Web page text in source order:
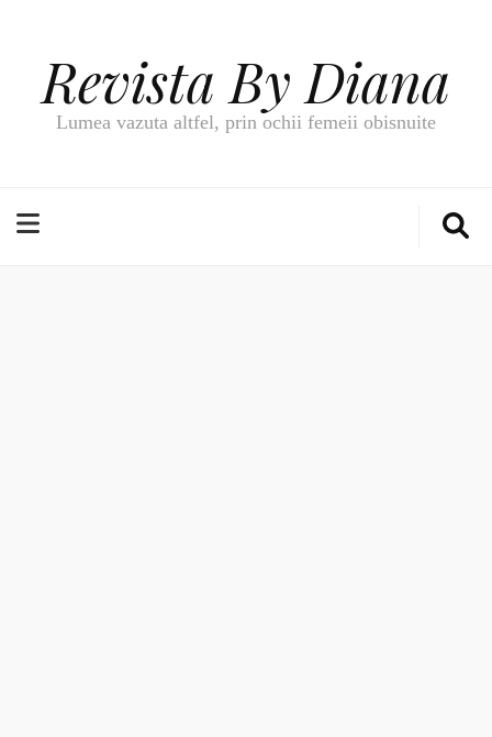
Revista By Diana
Lumea vazuta altfel, prin ochii femeii obisnuite